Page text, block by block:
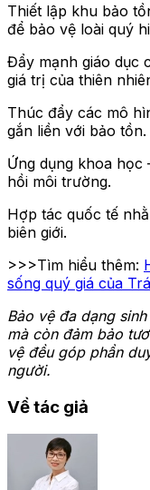
Thiết lập khu bảo
để bảo vệ loài quý
Đẩy mạnh giáo dục
giá trị của thiên
Thúc đẩy các mô
gắn liền với bảo tồn.
Ứng dụng khoa học
hồi môi trường.
Hợp tác quốc tế
biên giới.
>>>Tìm hiểu thêm:
sống quý giá của
Bảo vệ đa dạng
mà còn đảm bảo
vệ đều góp phần
người.
Về tác giả